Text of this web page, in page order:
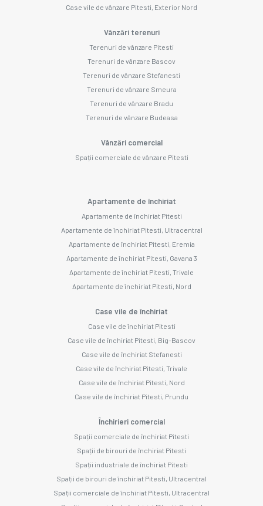
Case vile de vânzare Pitesti, Exterior Nord
Vânzări terenuri
Terenuri de vânzare Pitesti
Terenuri de vânzare Bascov
Terenuri de vânzare Stefanesti
Terenuri de vânzare Smeura
Terenuri de vânzare Bradu
Terenuri de vânzare Budeasa
Vânzări comercial
Spații comerciale de vânzare Pitesti
Apartamente de închiriat
Apartamente de închiriat Pitesti
Apartamente de închiriat Pitesti, Ultracentral
Apartamente de închiriat Pitesti, Eremia
Apartamente de închiriat Pitesti, Gavana 3
Apartamente de închiriat Pitesti, Trivale
Apartamente de închiriat Pitesti, Nord
Case vile de închiriat
Case vile de închiriat Pitesti
Case vile de închiriat Pitesti, Big-Bascov
Case vile de închiriat Stefanesti
Case vile de închiriat Pitesti, Trivale
Case vile de închiriat Pitesti, Nord
Case vile de închiriat Pitesti, Prundu
Închirieri comercial
Spații comerciale de închiriat Pitesti
Spații de birouri de închiriat Pitesti
Spații industriale de închiriat Pitesti
Spații de birouri de închiriat Pitesti, Ultracentral
Spații comerciale de închiriat Pitesti, Ultracentral